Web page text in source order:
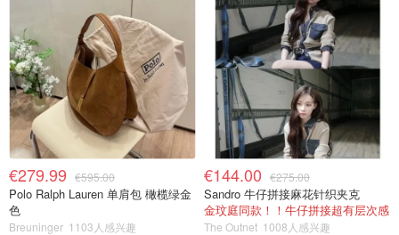
€279.99 €595.00
Polo Ralph Lauren 单肩包 橄榄绿金
色
Breuninger 1103人感兴趣
€144.00 €275.00
Sandro 牛仔拼接麻花针织夹克
金玟庭同款！！牛仔拼接超有层次感
The Outnet 1008人感兴趣